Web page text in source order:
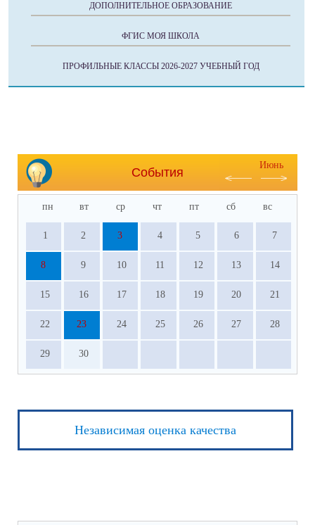
ДОПОЛНИТЕЛЬНОЕ ОБРАЗОВАНИЕ
ФГИС МОЯ ШКОЛА
ПРОФИЛЬНЫЕ КЛАССЫ 2026-2027 УЧЕБНЫЙ ГОД
События
Июнь
пн вт ср чт пт сб вс
1 2 3 4 5 6 7
8 9 10 11 12 13 14
15 16 17 18 19 20 21
22 23 24 25 26 27 28
29 30
Независимая оценка качества